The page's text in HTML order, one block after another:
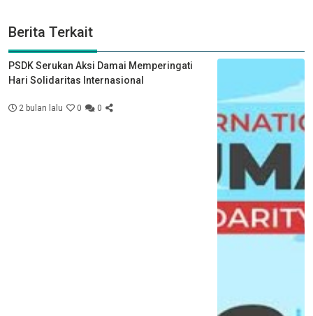
Berita Terkait
PSDK Serukan Aksi Damai Memperingati
Hari Solidaritas Internasional
2 bulan lalu 0 0